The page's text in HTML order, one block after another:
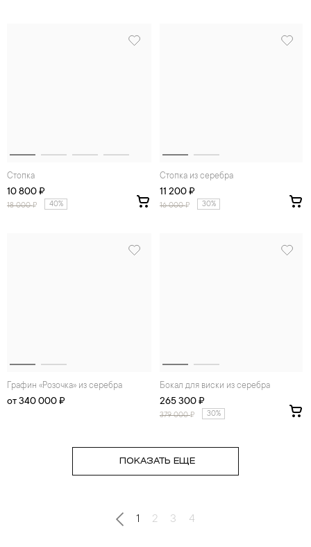
Стопка
10 800 ₽
18 000₽ 40%
Стопка из серебра
11 200 ₽
16 000₽ 30%
Графин «Розочка» из серебра
от 340 000 ₽
Бокал для виски из серебра
265 300 ₽
379 000₽ 30%
ПОКАЗАТЬ ЕЩЕ
1 2 3 4